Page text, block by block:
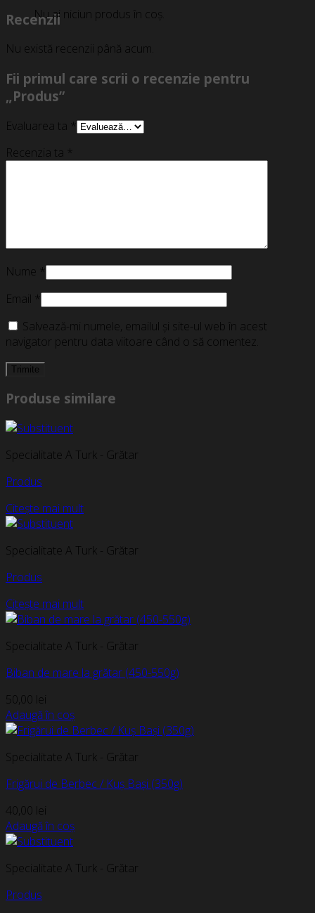
Nu ai niciun produs în coș.
Recenzii
Nu există recenzii până acum.
Fii primul care scrii o recenzie pentru
„Produs”
Evaluarea ta *
Recenzia ta *
Nume *
Email *
Salvează-mi numele, emailul și site-ul web în acest
navigator pentru data viitoare când o să comentez.
Produse similare
Specialitate A Turk - Grătar
Produs
Citește mai mult
Specialitate A Turk - Grătar
Produs
Citește mai mult
Specialitate A Turk - Grătar
Biban de mare la grătar (450-550g)
50,00 lei
Adaugă în coș
Specialitate A Turk - Grătar
Frigărui de Berbec / Kuș Bași (350g)
40,00 lei
Adaugă în coș
Specialitate A Turk - Grătar
Produs